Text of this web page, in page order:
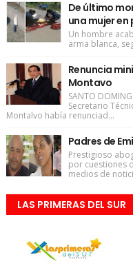
De último
una mujer
Un hombre
arma blanca,
Renuncia
Montavo
SANTO
Secretario
Montalvo había renunciad...
Padres de
Prestigioso
por cuestiones
medios de
LAS PRIMERAS DEL SUR